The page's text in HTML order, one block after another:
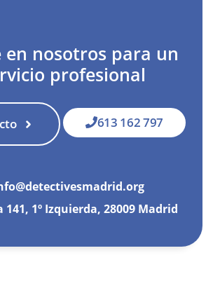
en nosotros para un
profesional
613 162 797
141, 1º Izquierda, 28009 Madrid